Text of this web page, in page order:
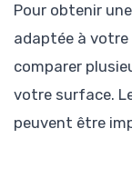
Pour obtenir une
adaptée à
comparer
votre surface.
peuvent être